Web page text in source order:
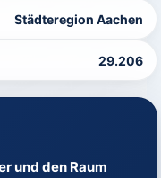
Städteregion Aachen
29.206
und den Raum